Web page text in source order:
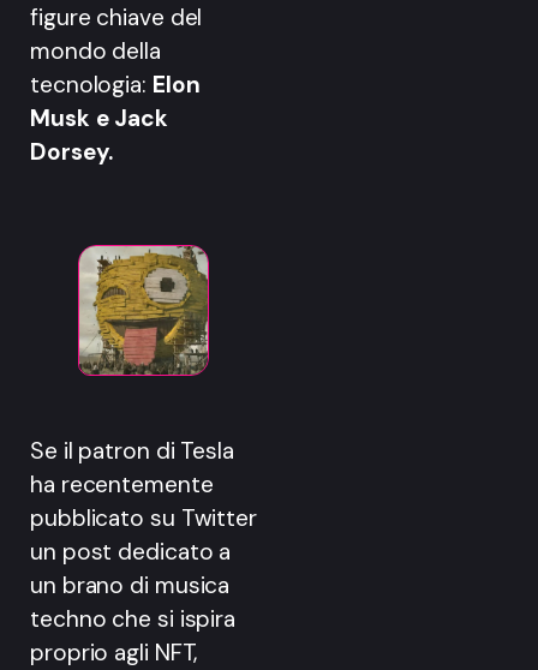
figure chiave del
mondo della
tecnologia: Elon
Musk e Jack
Dorsey.
Se il patron di Tesla
ha recentemente
pubblicato su Twitter
un post dedicato a
un brano di musica
techno che si ispira
proprio agli NFT,